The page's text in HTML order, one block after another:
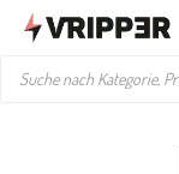
PRODUCTS